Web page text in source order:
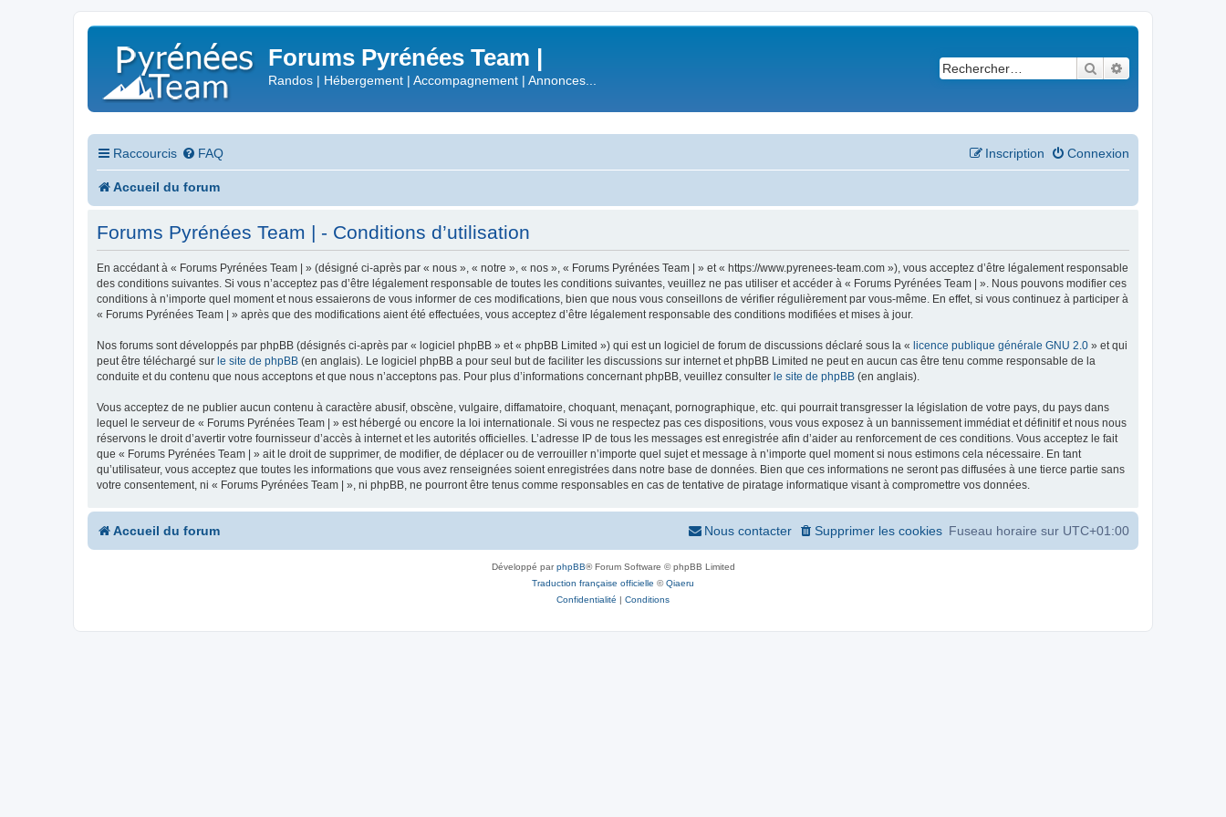
Forums Pyrénées Team |
Randos | Hébergement | Accompagnement | Annonces...
Rechercher
Raccourcis FAQ Connexion
Inscription
Accueil du forum
Forums Pyrénées Team | - Conditions d’utilisation
En accédant à « Forums Pyrénées Team | » (désigné ci-après par « nous », « notre », « nos », « Forums Pyrénées Team | » et « https://www.pyrenees-team.com »), vous acceptez d’être légalement responsable
des conditions suivantes. Si vous n’acceptez pas d’être légalement responsable de toutes les conditions suivantes, veuillez ne pas utiliser et accéder à « Forums Pyrénées Team | ». Nous pouvons modifier ces
conditions à n’importe quel moment et nous essaierons de vous informer de ces modifications, bien que nous vous conseillons de vérifier régulièrement par vous-même. En effet, si vous continuez à participer à
« Forums Pyrénées Team | » après que des modifications aient été effectuées, vous acceptez d’être légalement responsable des conditions modifiées et mises à jour.
Nos forums sont développés par phpBB (désignés ci-après par « logiciel phpBB » et « phpBB Limited ») qui est un logiciel de forum de discussions déclaré sous la « licence publique générale GNU 2.0 » et qui
peut être téléchargé sur le site de phpBB (en anglais). Le logiciel phpBB a pour seul but de faciliter les discussions sur internet et phpBB Limited ne peut en aucun cas être tenu comme responsable de la
conduite et du contenu que nous acceptons et que nous n’acceptons pas. Pour plus d’informations concernant phpBB, veuillez consulter le site de phpBB (en anglais).
Vous acceptez de ne publier aucun contenu à caractère abusif, obscène, vulgaire, diffamatoire, choquant, menaçant, pornographique, etc. qui pourrait transgresser la législation de votre pays, du pays dans
lequel le serveur de « Forums Pyrénées Team | » est hébergé ou encore la loi internationale. Si vous ne respectez pas ces dispositions, vous vous exposez à un bannissement immédiat et définitif et nous nous
réservons le droit d’avertir votre fournisseur d’accès à internet et les autorités officielles. L’adresse IP de tous les messages est enregistrée afin d’aider au renforcement de ces conditions. Vous acceptez le fait
que « Forums Pyrénées Team | » ait le droit de supprimer, de modifier, de déplacer ou de verrouiller n’importe quel sujet et message à n’importe quel moment si nous estimons cela nécessaire. En tant
qu’utilisateur, vous acceptez que toutes les informations que vous avez renseignées soient enregistrées dans notre base de données. Bien que ces informations ne seront pas diffusées à une tierce partie sans
votre consentement, ni « Forums Pyrénées Team | », ni phpBB, ne pourront être tenus comme responsables en cas de tentative de piratage informatique visant à compromettre vos données.
Accueil du forum Fuseau horaire sur UTC+01:00
Supprimer les cookies
Nous contacter
Développé parphpBB® Forum Software © phpBB Limited
Traduction française officielle ©Qiaeru
Confidentialité | Conditions